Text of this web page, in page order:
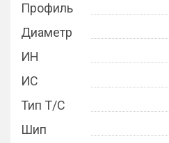
Профиль
Диаметр
ИН
ИС
Тип Т/С
Шип